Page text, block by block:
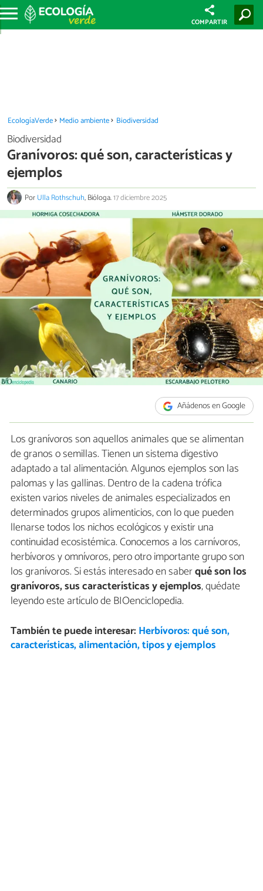
COMPARTIR
EcologíaVerde Medio ambiente Biodiversidad
Biodiversidad
Granívoros: qué son, características y
ejemplos
PorUlla Rothschuh, Bióloga.17 diciembre 2025
Añádenos en Google
Los granívoros son aquellos animales que se alimentan
de granos o semillas. Tienen un sistema digestivo
adaptado a tal alimentación. Algunos ejemplos son las
palomas y las gallinas. Dentro de la cadena trófica
existen varios niveles de animales especializados en
determinados grupos alimenticios, con lo que pueden
llenarse todos los nichos ecológicos y existir una
continuidad ecosistémica. Conocemos a los carnívoros,
herbívoros y omnívoros, pero otro importante grupo son
los granívoros. Si estás interesado en saberqué son los
granívoros, sus características y ejemplos, quédate
leyendo este artículo de BIOenciclopedia.
También te puede interesar: Herbívoros: qué son,
características, alimentación, tipos y ejemplos